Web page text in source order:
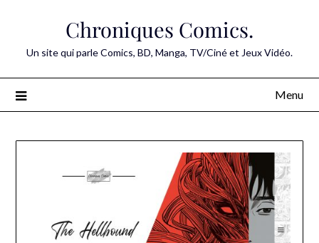
Chroniques Comics.
Un site qui parle Comics, BD, Manga, TV/Ciné et Jeux Vidéo.
Menu